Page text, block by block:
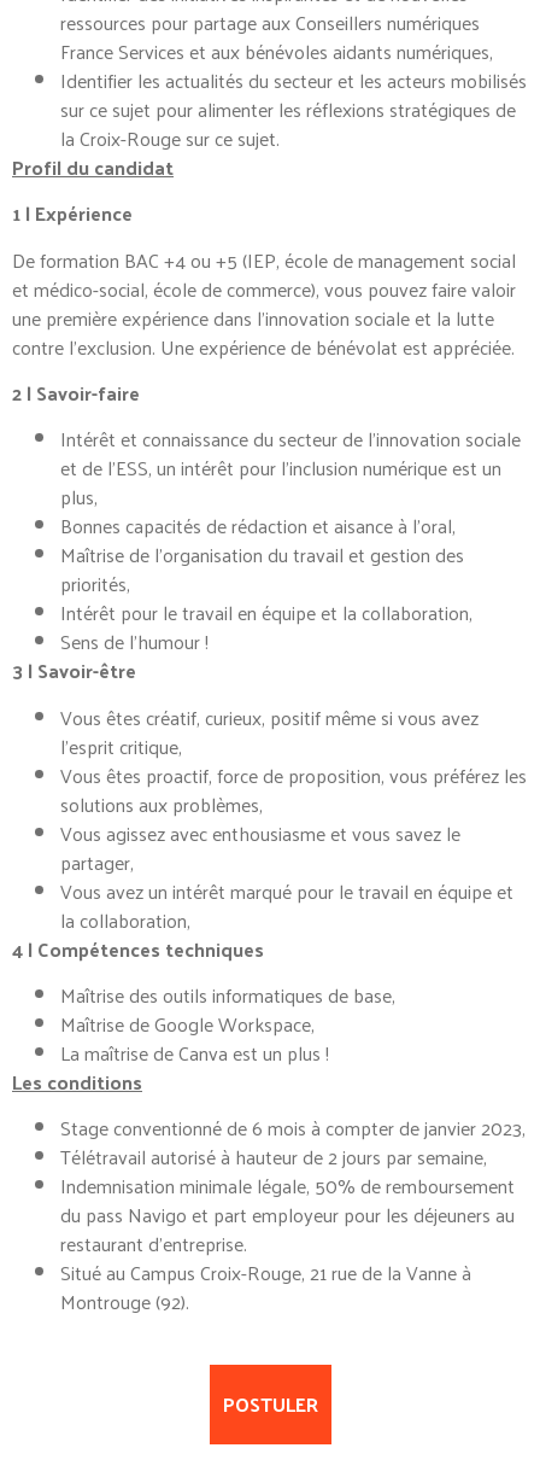
ressources pour partage aux Conseillers numériques
France Services et aux bénévoles aidants numériques,
Identifier les actualités du secteur et les acteurs mobilisés
sur ce sujet pour alimenter les réflexions stratégiques de
la Croix-Rouge sur ce sujet.
Profil du candidat
1 | Expérience
De formation BAC +4 ou +5 (IEP, école de management social
et médico-social, école de commerce), vous pouvez faire valoir
une première expérience dans l’innovation sociale et la lutte
contre l’exclusion. Une expérience de bénévolat est appréciée.
2 | Savoir-faire
Intérêt et connaissance du secteur de l’innovation sociale
et de l’ESS, un intérêt pour l’inclusion numérique est un
plus,
Bonnes capacités de rédaction et aisance à l’oral,
Maîtrise de l’organisation du travail et gestion des
priorités,
Intérêt pour le travail en équipe et la collaboration,
Sens de l’humour !
3 | Savoir-être
Vous êtes créatif, curieux, positif même si vous avez
l’esprit critique,
Vous êtes proactif, force de proposition, vous préférez les
solutions aux problèmes,
Vous agissez avec enthousiasme et vous savez le
partager,
Vous avez un intérêt marqué pour le travail en équipe et
la collaboration,
4 | Compétences techniques
Maîtrise des outils informatiques de base,
Maîtrise de Google Workspace,
La maîtrise de Canva est un plus !
Les conditions
Stage conventionné de 6 mois à compter de janvier 2023,
Télétravail autorisé à hauteur de 2 jours par semaine,
Indemnisation minimale légale, 50% de remboursement
du pass Navigo et part employeur pour les déjeuners au
restaurant d’entreprise.
Situé au Campus Croix-Rouge, 21 rue de la Vanne à
Montrouge (92).
POSTULER